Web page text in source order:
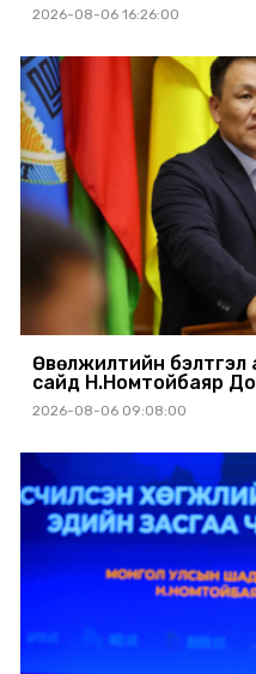
2026-08-06 16:26:00
Өвөлжилтийн
сайд Н.Номтойбаяр
2026-08-06 09:08:00